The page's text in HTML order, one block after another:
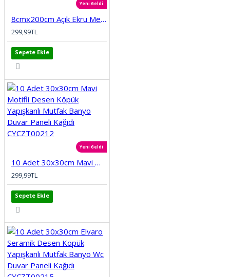
Yeni Geldi
8cmx200cm Açık Ekru Meva Kendinden Yapışkanlı Kauçuk Kenar Koruma Bebek Çocuk Kenar Darbe Koruma
299,99TL
Sepete Ekle
Yeni Geldi
10 Adet 30x30cm Mavi Motifli Desen Köpük Yapışkanlı Mutfak Banyo Duvar Paneli Kağıdı CYCZT00212
299,99TL
Sepete Ekle